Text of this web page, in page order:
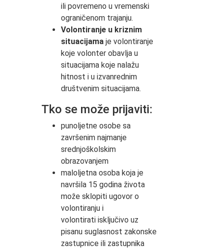
ili povremeno u vremenski
ograničenom trajanju.
Volontiranje u kriznim
situacijamaje volontiranje
koje volonter obavlja u
situacijama koje nalažu
hitnost i u izvanrednim
društvenim situacijama.
Tko se može prijaviti:
punoljetne osobe sa
završenim najmanje
srednjoškolskim
obrazovanjem
maloljetna osoba koja je
navršila 15 godina života
može sklopiti ugovor o
volontiranju i
volontirati isključivo uz
pisanu suglasnost zakonske
zastupnice ili zastupnika